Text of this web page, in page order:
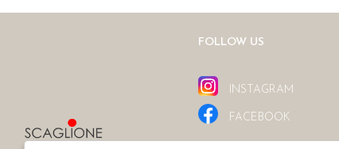
FOLLOW US
INSTAGRAM
FACEBOOK